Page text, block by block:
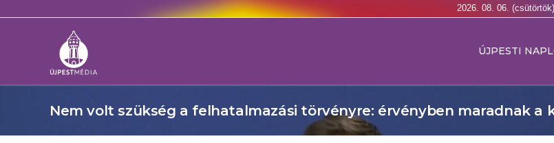
2026. 08. 06. (csütörtök)
ÚJPESTI
Nem volt szükség a felhatalmazási törvényre: érvényben maradnak a